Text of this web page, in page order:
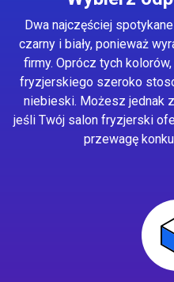
Dwa najczęściej
czarny i biały, ponieważ
firmy. Oprócz tych
fryzjerskiego szeroko
niebieski. Możesz jednak
jeśli Twój salon fryzjerski
przewagę